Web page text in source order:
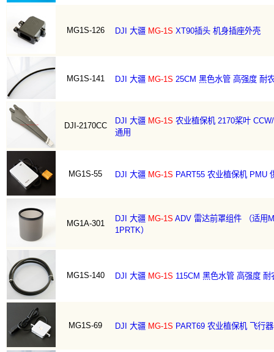
MG1S-126 DJI 大疆 MG-1S XT90插头 机身插座外壳
MG1S-141 DJI 大疆 MG-1S 25CM 黑色水管 高强度 耐
DJI-2170CC
DJI 大疆 MG-1S 农业植保机 2170桨叶
通用
MG1S-55 DJI 大疆 MG-1S PART55 农业植保机 PMU
MG1A-301
DJI 大疆 MG-1S ADV 雷达前罩组件 （适用
1PRTK）
MG1S-140 DJI 大疆 MG-1S 115CM 黑色水管 高强度 耐
MG1S-69 DJI 大疆 MG-1S PART69 农业植保机 飞行